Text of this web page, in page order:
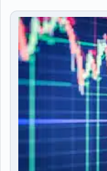
Articles